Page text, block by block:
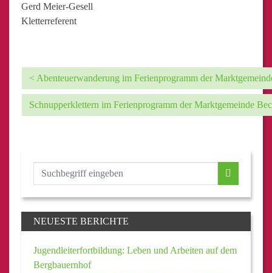
Gerd Meier-Gesell
Kletterreferent
< Abenteuerwanderung im Ferienprogramm der
Schnupperklettern im Ferienprogramm der Marktgemeinde
NEUESTE BERICHTE
Jugendleiterfortbildung: Leben und Arbeiten auf dem
Bergbauernhof